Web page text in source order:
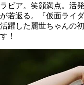
ラビア。笑顔満点。活
が若返る。『仮面ライ
活躍した麗世ちゃんの
す！